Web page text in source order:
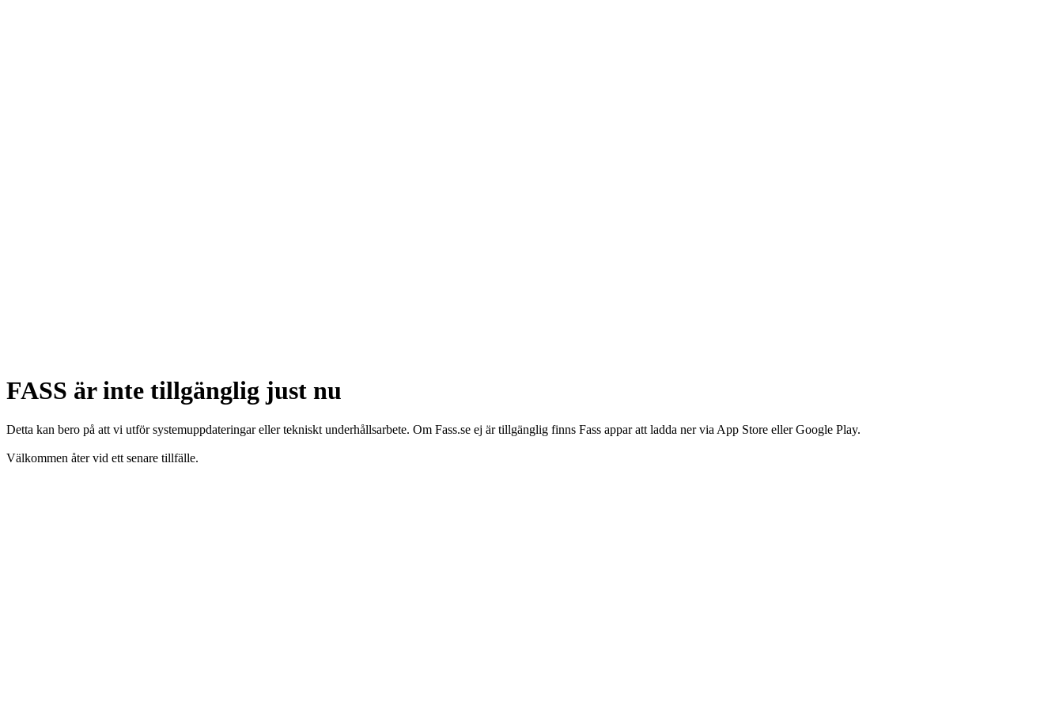
FASS är inte tillgänglig just nu
Detta kan bero på att vi utför systemuppdateringar eller tekniskt underhållsarbete. Om Fass.se ej är tillgänglig finns Fass appar att ladda ner via App Store eller Google Play.
Välkommen åter vid ett senare tillfälle.